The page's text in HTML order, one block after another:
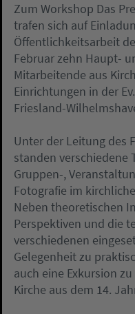
Zum Workshop Das
trafen sich auf
Öffentlichkeitsarbeit
Februar zehn Haupt-
Mitarbeitende aus
Einrichtungen in der
Friesland-
Unter der Leitung des
standen verschiedene
Gruppen-,
Fotografie im
Neben theoretischen
Perspektiven und die
verschiedenen
Gelegenheit zu
auch eine Exkursion
Kirche aus dem 14.